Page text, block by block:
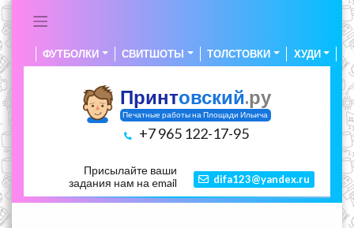
ФУТБОЛКИ СВИТШОТЫ ТОЛСТОВКИ ХУДИ
Принтовский.ру
Печатные работы на Площади Ильича
+7 965 122-17-95
Присылайте ваши
задания нам на email
difa123@yandex.ru